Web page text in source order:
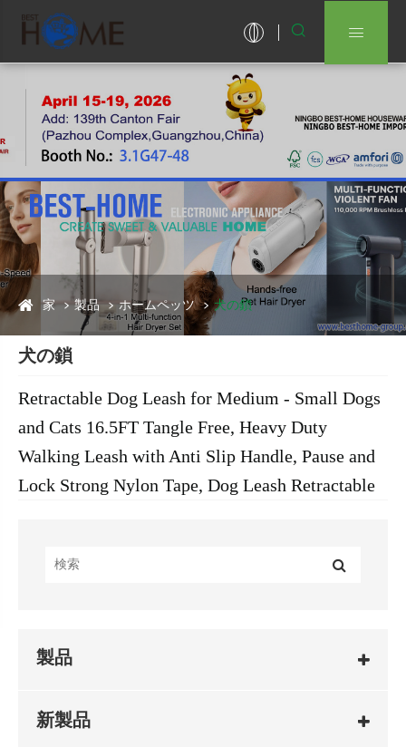
 
家 製品 ホームペッツ 犬の鎖
犬の鎖
Retractable Dog Leash for Medium - Small Dogs
and Cats 16.5FT Tangle Free, Heavy Duty
Walking Leash with Anti Slip Handle, Pause and
Lock Strong Nylon Tape, Dog Leash Retractable
製品
新製品